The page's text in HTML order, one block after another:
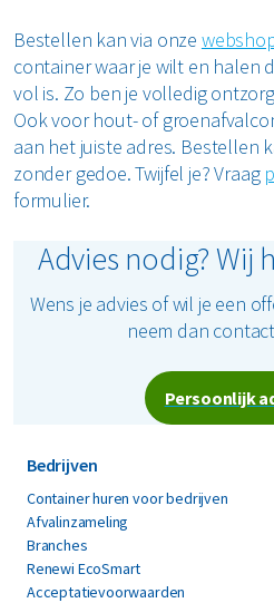
Bestellen kan via onze
container waar je wilt en halen
vol is. Zo ben je volledig
Ook voor hout- of
aan het juiste adres. Bestellen
zonder gedoe. Twijfel je? Vraag
formulier.
Advies nodig? Wij
Wens je advies of wil je een
neem dan
Persoonlijk
Bedrijven
Container huren voor bedrijven
Afvalinzameling
Branches
Renewi EcoSmart
Acceptatievoorwaarden